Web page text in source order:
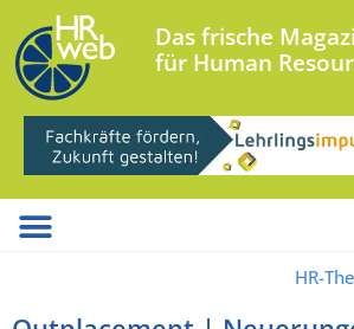
Das frische
für Human
HR-